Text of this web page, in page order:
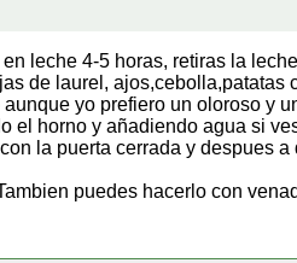
leche 4-5 horas, retiras la
de laurel,
yo prefiero un oloroso y
el horno y añadiendo agua si
la puerta cerrada y despues a
puedes hacerlo con